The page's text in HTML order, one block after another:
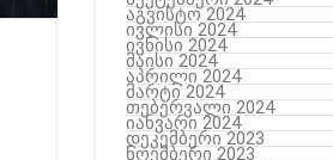
აგვისტო 2024
ივლისი 2024
ივნისი 2024
მაისი 2024
აპრილი 2024
მარტი 2024
თებერვალი 2024
იანვარი 2024
დეკემბერი 2023
ნოემბერი 2023